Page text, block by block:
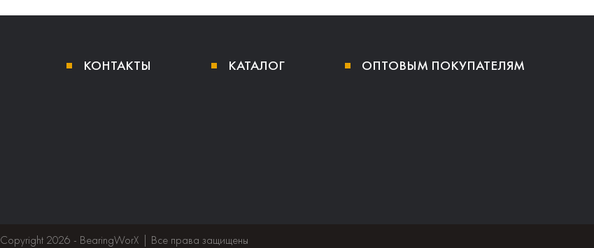
КОНТАКТЫ КАТАЛОГ ОПТОВЫМ ПОКУПАТЕЛЯМ
Copyright 2026 - BearingWorX | Все права защищены